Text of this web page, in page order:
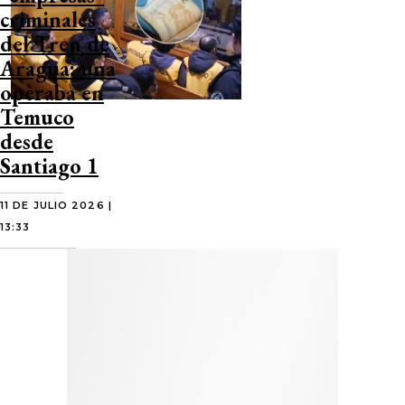
criminales
del Tren de
Aragua: una
operaba en
Temuco
desde
Santiago 1
11 DE JULIO 2026 |
13:33